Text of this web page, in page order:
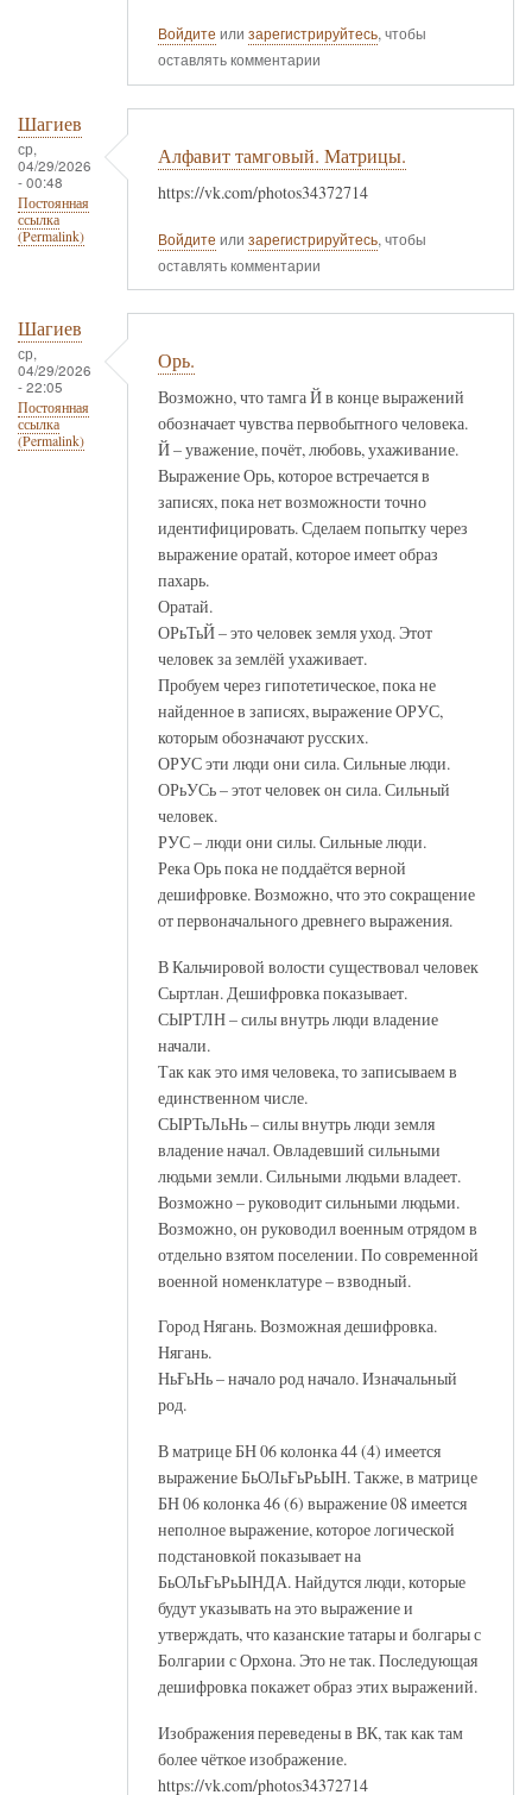
Войдите или зарегистрируйтесь, чтобы
оставлять комментарии
Шагиев
ср,
04/29/2026
- 00:48
Постоянная
ссылка
(Permalink)
Алфавит тамговый. Матрицы.
https://vk.com/photos34372714
Войдите или зарегистрируйтесь, чтобы
оставлять комментарии
Шагиев
ср,
04/29/2026
- 22:05
Постоянная
ссылка
(Permalink)
Орь.
Возможно, что тамга Й в конце выражений
обозначает чувства первобытного человека.
Й – уважение, почёт, любовь, ухаживание.
Выражение Орь, которое встречается в
записях, пока нет возможности точно
идентифицировать. Сделаем попытку через
выражение оратай, которое имеет образ
пахарь.
Оратай.
ОРьТьЙ – это человек земля уход. Этот
человек за землёй ухаживает.
Пробуем через гипотетическое, пока не
найденное в записях, выражение ОРУС,
которым обозначают русских.
ОРУС эти люди они сила. Сильные люди.
ОРьУСь – этот человек он сила. Сильный
человек.
РУС – люди они силы. Сильные люди.
Река Орь пока не поддаётся верной
дешифровке. Возможно, что это сокращение
от первоначального древнего выражения.
В Кальчировой волости существовал человек
Сыртлан. Дешифровка показывает.
СЫРТЛН – силы внутрь люди владение
начали.
Так как это имя человека, то записываем в
единственном числе.
СЫРТьЛьНь – силы внутрь люди земля
владение начал. Овладевший сильными
людьми земли. Сильными людьми владеет.
Возможно – руководит сильными людьми.
Возможно, он руководил военным отрядом в
отдельно взятом поселении. По современной
военной номенклатуре – взводный.
Город Нягань. Возможная дешифровка.
Нягань.
НьҒьНь – начало род начало. Изначальный
род.
В матрице БН 06 колонка 44 (4) имеется
выражение БьОЛьҒьРьЫН. Также, в матрице
БН 06 колонка 46 (6) выражение 08 имеется
неполное выражение, которое логической
подстановкой показывает на
БьОЛьҒьРьЫНДА. Найдутся люди, которые
будут указывать на это выражение и
утверждать, что казанские татары и болгары с
Болгарии с Орхона. Это не так. Последующая
дешифровка покажет образ этих выражений.
Изображения переведены в ВК, так как там
более чёткое изображение.
https://vk.com/photos34372714